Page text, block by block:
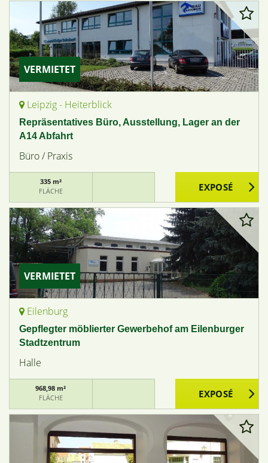
VERMIETET
Leipzig - Heiterblick
Repräsentatives Büro, Ausstellung, Lager an der
A14 Abfahrt
Büro / Praxis
335 m²
FLÄCHE
VERMIETET
Eilenburg
Gepflegter möblierter Gewerbehof am Eilenburger
Stadtzentrum
Halle
968,98 m²
FLÄCHE